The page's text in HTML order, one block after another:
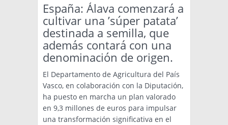
España: Álava comenzará a
cultivar una ’súper patata’
destinada a semilla, que
además contará con una
denominación de origen.
El Departamento de Agricultura del País
Vasco, en colaboración con la Diputación,
ha puesto en marcha un plan valorado
en 9,3 millones de euros para impulsar
una transformación significativa en el